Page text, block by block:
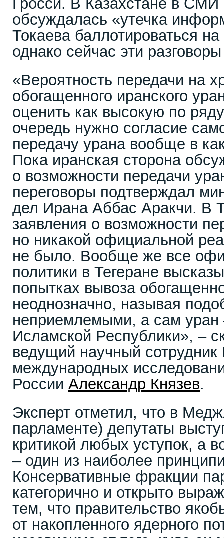
Гросси. В Казахстане в СМИ
обсуждалась «утечка
Токаева баллотироваться
однако сейчас эти
«Вероятность передачи на
обогащенного иранского
оценить как высокую по
очередь нужно согласие
передачу урана вообще в
Пока иранская сторона
о возможности передачи
переговоры подтверждал
дел Ирана Аббас Аракчи. В
заявления о возможности
но никакой официальной
не было. Вообще же все
политики в Тегеране
попытках вывоза
неоднозначно, называя
неприемлемыми, а сам уран
Исламской Республики», –
ведущий научный сотрудник
международных
России Александр Князев.
Эксперт отметил, что в
парламенте) депутаты
критикой любых уступок, а
– один из наиболее
Консервативные фракции
категорично и открыто
тем, что правительство
от накопленного ядерного